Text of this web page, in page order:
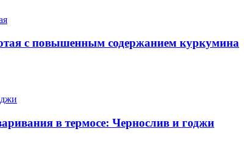
с повышенным содержанием куркумина
в термосе: Чернослив и годжи